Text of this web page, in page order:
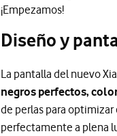
¡Empezamos!
Diseño y
La pantalla del nuevo
negros perfectos,
de perlas para
perfectamente a plena